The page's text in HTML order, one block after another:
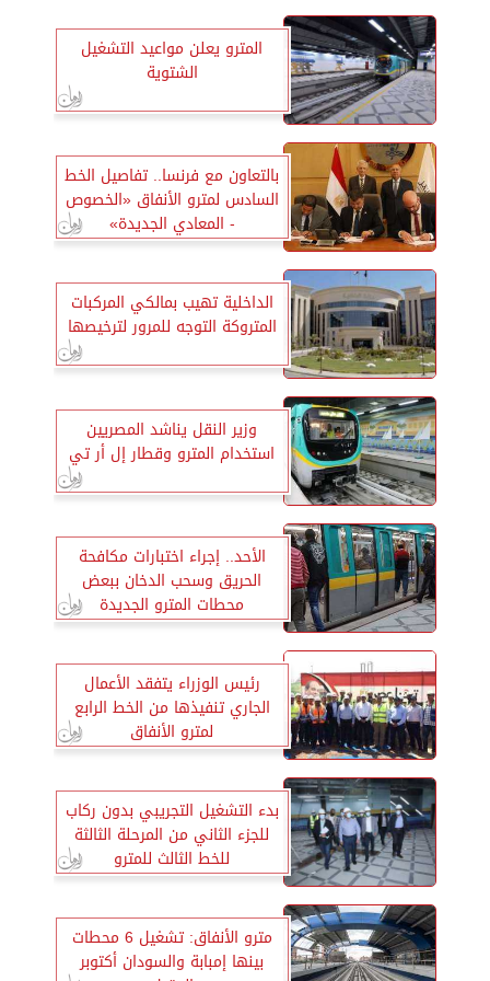
المترو يعلن مواعيد التشغيل
الشتوية
بالتعاون مع فرنسا.. تفاصيل الخط
السادس لمترو الأنفاق «الخصوص
- المعادي الجديدة»
الداخلية تهيب بمالكي المركبات
المتروكة التوجه للمرور لترخيصها
وزير النقل يناشد المصريين
استخدام المترو وقطار إل أر تي
الأحد.. إجراء اختبارات مكافحة
الحريق وسحب الدخان ببعض
محطات المترو الجديدة
رئيس الوزراء يتفقد الأعمال
الجاري تنفيذها من الخط الرابع
لمترو الأنفاق
بدء التشغيل التجريبي بدون ركاب
للجزء الثاني من المرحلة الثالثة
للخط الثالث للمترو
مترو الأنفاق: تشغيل 6 محطات
بينها إمبابة والسودان أكتوبر